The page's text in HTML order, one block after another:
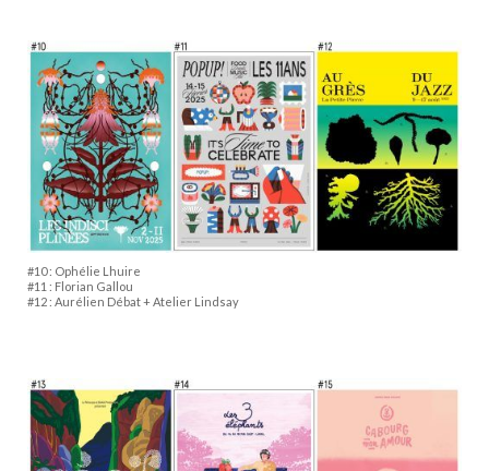
#10 : Ophélie Lhuire
#11 : Florian Gallou
#12 : Aurélien Débat + Atelier Lindsay